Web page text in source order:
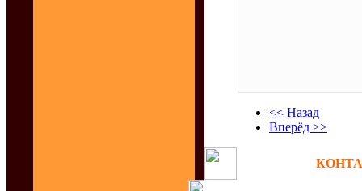
<< Назад
Вперёд >>